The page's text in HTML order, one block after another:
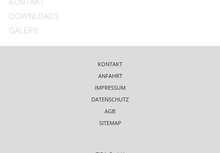
DOWNLOADS
GALERIE
KONTAKT
ANFAHRT
IMPRESSUM
DATENSCHUTZ
AGB
SITEMAP